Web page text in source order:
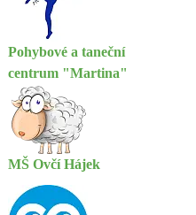
Pohybové a taneční
centrum "Martina"
MŠ Ovčí Hájek